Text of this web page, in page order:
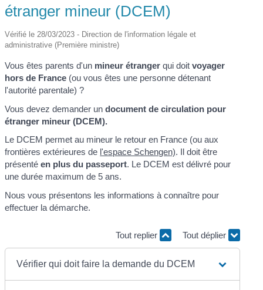
étranger mineur (DCEM)
Vérifié le 28/03/2023 - Direction de l'information légale et
administrative (Première ministre)
Vous êtes parents d'un mineur étranger qui doitvoyager
hors de France (ou vous êtes une personne détenant
l'autorité parentale) ?
Vous devez demander undocument de circulation pour
étranger mineur (DCEM).
Le DCEM permet au mineur le retour en France (ou aux
frontières extérieures de l'espace Schengen). Il doit être
présentéen plus du passeport. Le DCEM est délivré pour
une durée maximum de 5 ans.
Nous vous présentons les informations à connaître pour
effectuer la démarche.
Tout replier Tout déplier
Vérifier qui doit faire la demande du DCEM